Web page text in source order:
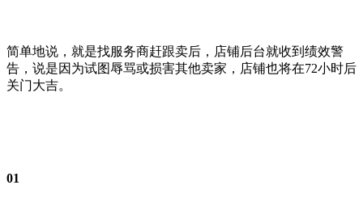
简单地说，就是找服务商赶跟卖后，店铺后台就收到绩效警
告，说是因为试图辱骂或损害其他卖家，店铺也将在72小时后
关门大吉。
01